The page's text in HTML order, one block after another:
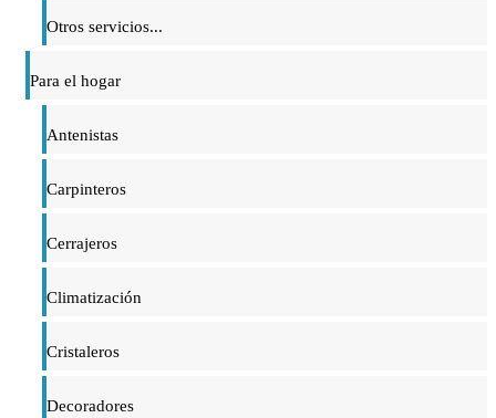
Otros servicios...
Para el hogar
Antenistas
Carpinteros
Cerrajeros
Climatización
Cristaleros
Decoradores